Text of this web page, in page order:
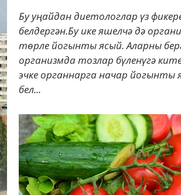
Бу уңайдан диетологлар үз
белдергән.Бу ике яшелчә дә
төрле йогынты ясый. Аларны
организмда тозлар бүленүгә
эчке органнарга начар йогынты
бел...